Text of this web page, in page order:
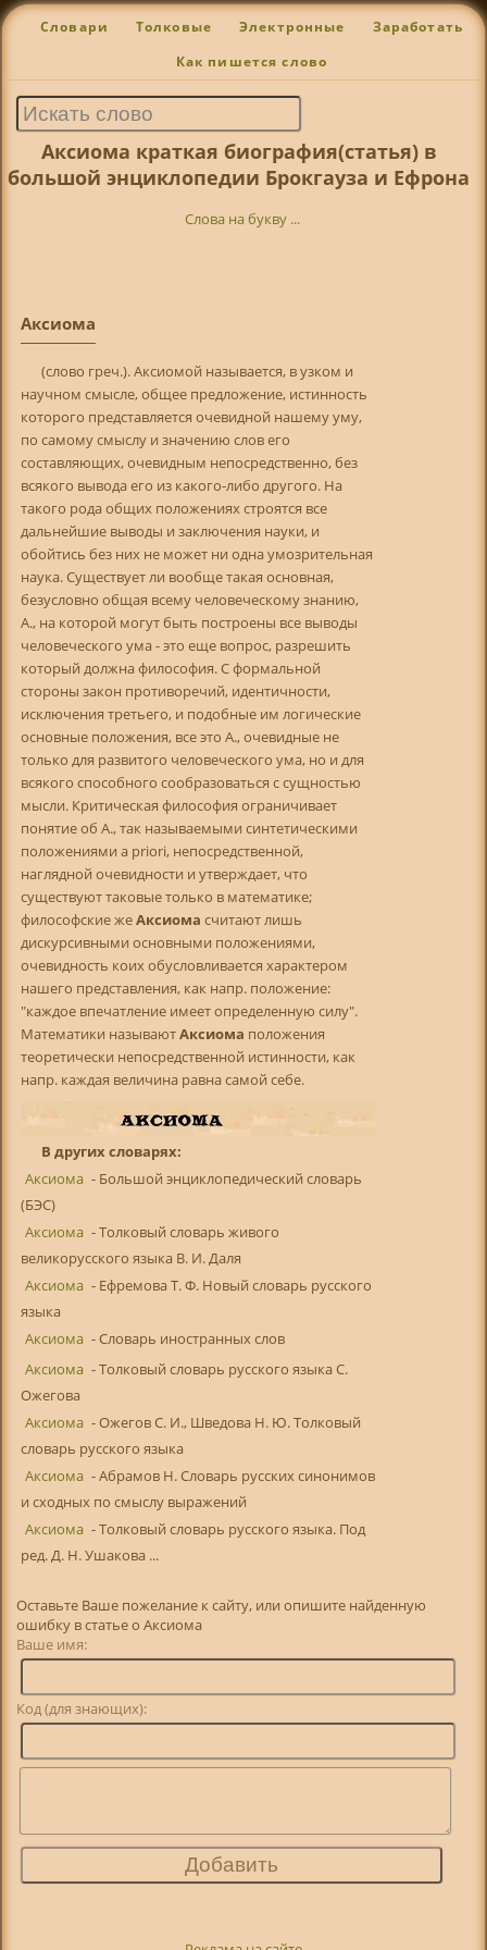
Словари Толковые Электронные Заработать
Как пишется слово
Аксиома краткая биография(статья) в
большой энциклопедии Брокгауза и Ефрона
Слова на букву ...
Аксиома
(слово греч.). Аксиомой называется, в узком и
научном смысле, общее предложение, истинность
которого представляется очевидной нашему уму,
по самому смыслу и значению слов его
составляющих, очевидным непосредственно, без
всякого вывода его из какого-либо другого. На
такого рода общих положениях строятся все
дальнейшие выводы и заключения науки, и
обойтись без них не может ни одна умозрительная
наука. Существует ли вообще такая основная,
безусловно общая всему человеческому знанию,
А., на которой могут быть построены все выводы
человеческого ума - это еще вопрос, разрешить
который должна философия. С формальной
стороны закон противоречий, идентичности,
исключения третьего, и подобные им логические
основные положения, все это А., очевидные не
только для развитого человеческого ума, но и для
всякого способного сообразоваться с сущностью
мысли. Критическая философия ограничивает
понятие об А., так называемыми синтетическими
положениями a priori, непосредственной,
наглядной очевидности и утверждает, что
существуют таковые только в математике;
философские жеАксиома считают лишь
дискурсивными основными положениями,
очевидность коих обусловливается характером
нашего представления, как напр. положение:
"каждое впечатление имеет определенную силу".
Математики называютАксиома положения
теоретически непосредственной истинности, как
напр. каждая величина равна самой себе.
В других словарях:
Аксиома - Большой энциклопедический словарь
(БЭС)
Аксиома - Толковый словарь живого
великорусского языка В. И. Даля
Аксиома - Ефремова Т. Ф. Новый словарь русского
языка
Аксиома - Словарь иностранных слов
Аксиома - Толковый словарь русского языка С.
Ожегова
Аксиома - Ожегов С. И., Шведова Н. Ю. Толковый
словарь русского языка
Аксиома - Абрамов Н. Словарь русских синонимов
и сходных по смыслу выражений
Аксиома - Толковый словарь русского языка. Под
ред. Д. Н. Ушакова ...
Оставьте Ваше пожелание к сайту, или опишите найденную
ошибку в статье о Аксиома
Ваше имя:
Код (для знающих):